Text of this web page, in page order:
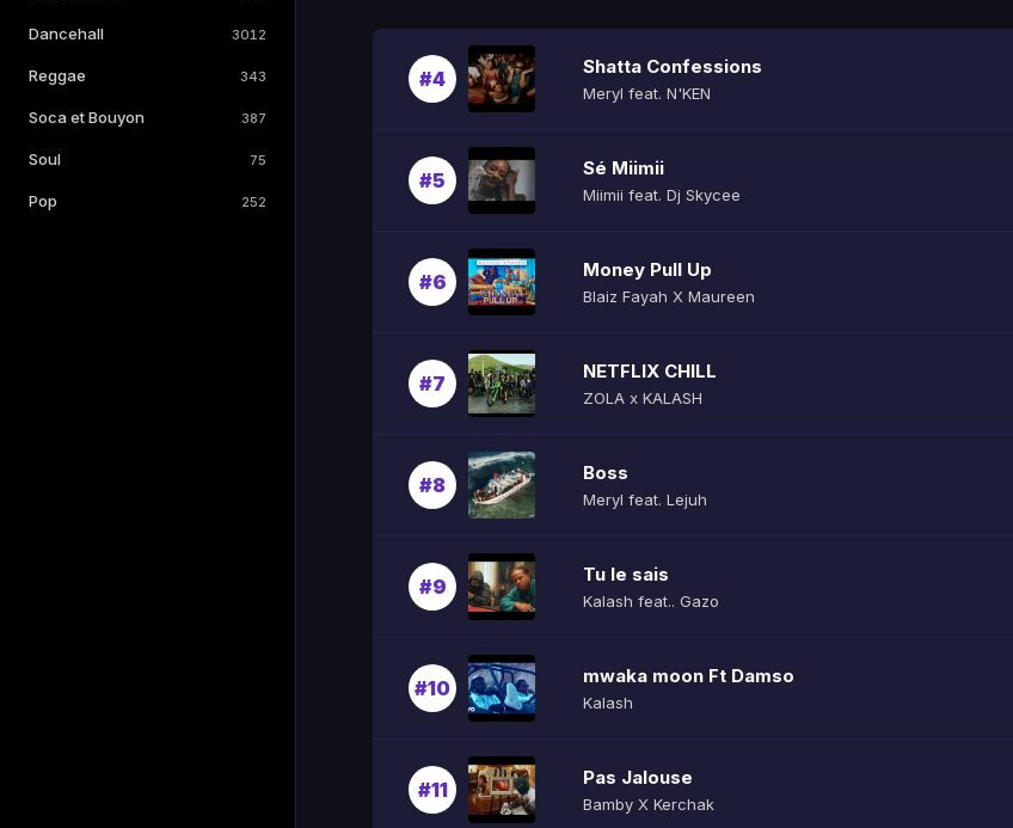
Dancehall 3012
Reggae 343
Soca et Bouyon 387
Soul 75
Pop 252
#4
Shatta Confessions
Meryl feat. N'KEN
#5
Sé Miimii
Miimii feat. Dj Skycee
#6
Money Pull Up
Blaiz Fayah X Maureen
#7
NETFLIX CHILL
ZOLA x KALASH
#8
Boss
Meryl feat. Lejuh
#9
Tu le sais
Kalash feat.. Gazo
#10
mwaka moon Ft Damso
Kalash
#11
Pas Jalouse
Bamby X Kerchak